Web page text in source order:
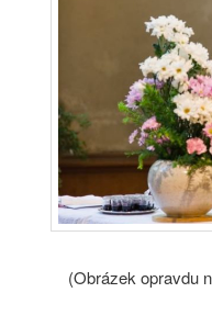
(Obrázek opravdu